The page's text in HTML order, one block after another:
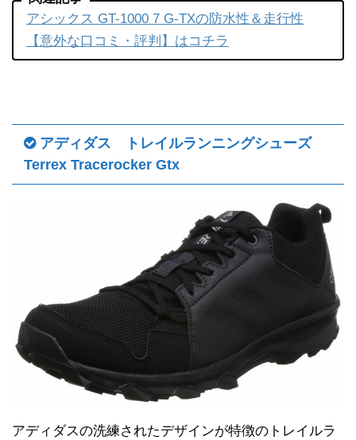
アシックス GT-1000 7 G-TXの防水性＆走行性
【意外な口コミ・評判】はコチラ
アディダス トレイルランニングシューズ
Terrex Tracerocker Gtx
アディダスの洗練されたデザインが特徴のトレイルラ